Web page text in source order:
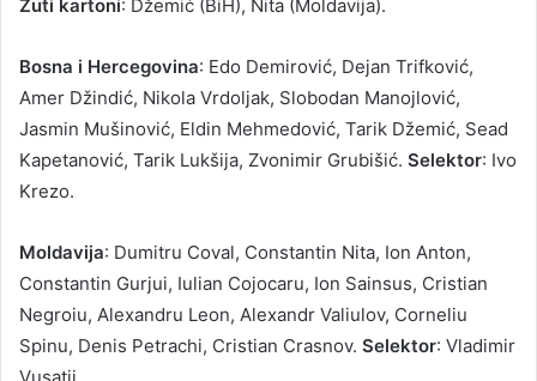
Žuti kartoni: Džemić (BiH), Nita (Moldavija).
Bosna i Hercegovina: Edo Demirović, Dejan Trifković,
Amer Džindić, Nikola Vrdoljak, Slobodan Manojlović,
Jasmin Mušinović, Eldin Mehmedović, Tarik Džemić, Sead
Kapetanović, Tarik Lukšija, Zvonimir Grubišić. Selektor: Ivo
Krezo.
Moldavija: Dumitru Coval, Constantin Nita, Ion Anton,
Constantin Gurjui, Iulian Cojocaru, Ion Sainsus, Cristian
Negroiu, Alexandru Leon, Alexandr Valiulov, Corneliu
Spinu, Denis Petrachi, Cristian Crasnov. Selektor: Vladimir